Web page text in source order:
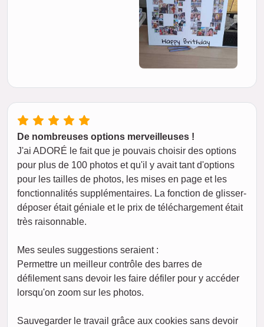
De nombreuses options merveilleuses !
J'ai ADORÉ le fait que je pouvais choisir des options
pour plus de 100 photos et qu'il y avait tant d'options
pour les tailles de photos, les mises en page et les
fonctionnalités supplémentaires. La fonction de glisser-
déposer était géniale et le prix de téléchargement était
très raisonnable.
Mes seules suggestions seraient :
Permettre un meilleur contrôle des barres de
défilement sans devoir les faire défiler pour y accéder
lorsqu'on zoom sur les photos.
Sauvegarder le travail grâce aux cookies sans devoir